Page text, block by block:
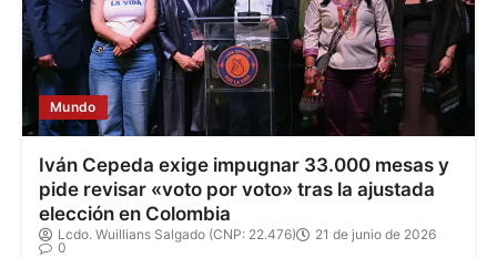
Mundo
Iván Cepeda exige impugnar 33.000 mesas y
pide revisar «voto por voto» tras la ajustada
elección en Colombia
Lcdo. Wuillians Salgado (CNP: 22.476)
21 de junio de 2026
0